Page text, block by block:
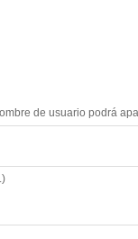
de usuario podrá